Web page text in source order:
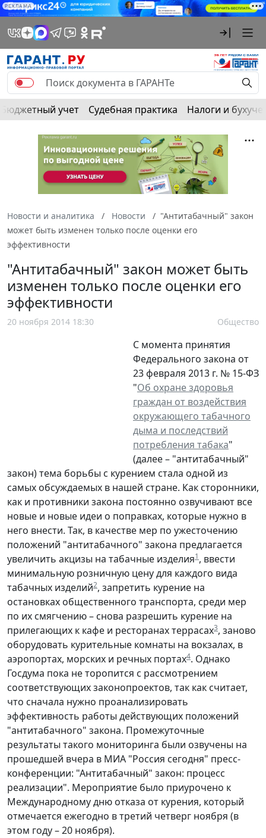
РЕКЛАМА
Бюджетный учет Судебная практика Налоги и
Новости и аналитика Новости
"Антитабачный" закон
может быть изменен только после оценки его
эффективности
"Антитабачный" закон может быть
изменен только после оценки его
эффективности
20 ноября 2014 18:30 Общество
С момента принятия
Федерального закона от
23 февраля 2013 г. № 15-ФЗ
"Об охране здоровья
граждан от воздействия
окружающего табачного
дыма и последствий
потребления табака"
(далее – "антитабачный"
закон) тема борьбы с курением стала одной из
самых обсуждаемых в нашей стране. Как сторонники,
как и противники закона постоянно озвучивают все
новые и новые идеи о поправках, которые нужно в
него внести. Так, в качестве мер по ужесточению
положений "антитабачного" закона предлагается
увеличить акцизы на табачные изделия1, ввести
минимальную розничную цену для каждого вида
табачных изделий2, запретить курение на
остановках общественного транспорта, среди мер
по их смягчению – снова разрешить курение на
прилегающих к кафе и ресторанах террасах3, заново
оборудовать курительные комнаты на вокзалах, в
аэропортах, морских и речных портах4. Однако
Госдума пока не торопится с рассмотрением
соответствующих законопроектов, так как считает,
что сначала нужно проанализировать
эффективность работы действующих положений
"антитабачного" закона. Промежуточные
результаты такого мониторинга были озвучены на
прошедшей вчера в МИА "Россия сегодня" пресс-
конференции: "Антитабачный" закон: процесс
реализации". Мероприятие было приурочено к
Международному дню отказа от курения, который
отмечается ежегодно в третий четверг ноября (в
этом году – 20 ноября).